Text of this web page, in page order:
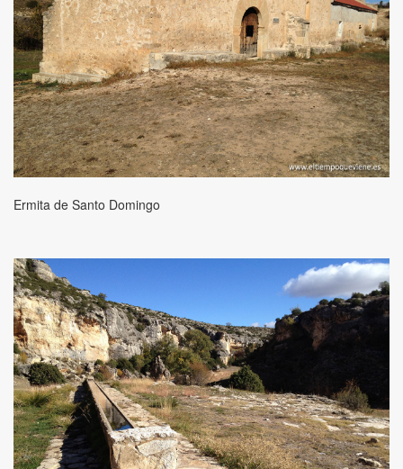
Ermita de Santo Domingo